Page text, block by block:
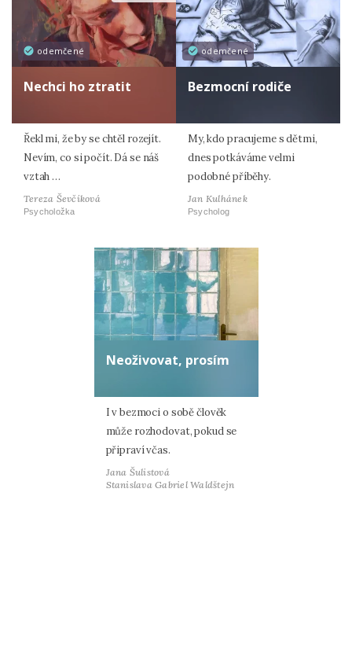
odemčené
Nechci ho ztratit
Řekl mi, že by se chtěl rozejít.
Nevím, co si počít. Dá se náš
vztah …
Tereza Ševčíková
Psycholožka
odemčené
Bezmocní rodiče
My, kdo pracujeme s dětmi,
dnes potkáváme velmi
podobné příběhy.
Jan Kulhánek
Psycholog
Neoživovat, prosím
I v bezmoci o sobě člověk
může rozhodovat, pokud se
připraví včas.
Jana Šulistová
Stanislava Gabriel Waldštejn